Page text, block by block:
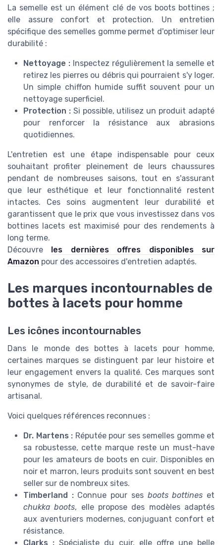
La semelle est un élément clé de vos boots bottines ;
elle assure confort et protection. Un entretien
spécifique des semelles gomme permet d'optimiser leur
durabilité :
Nettoyage :Inspectez régulièrement la semelle et
retirez les pierres ou débris qui pourraient s'y loger.
Un simple chiffon humide suffit souvent pour un
nettoyage superficiel.
Protection :Si possible, utilisez un produit adapté
pour renforcer la résistance aux abrasions
quotidiennes.
L'entretien est une étape indispensable pour ceux
souhaitant profiter pleinement de leurs chaussures
pendant de nombreuses saisons, tout en s'assurant
que leur esthétique et leur fonctionnalité restent
intactes. Ces soins augmentent leur durabilité et
garantissent que le prix que vous investissez dans vos
bottines lacets est maximisé pour des rendements à
long terme.
Découvre les dernières offres disponibles sur
Amazon pour des accessoires d'entretien adaptés.
Les marques incontournables de
bottes à lacets pour homme
Les icônes incontournables
Dans le monde des bottes à lacets pour homme,
certaines marques se distinguent par leur histoire et
leur engagement envers la qualité. Ces marques sont
synonymes de style, de durabilité et de savoir-faire
artisanal.
Voici quelques références reconnues :
Dr. Martens : Réputée pour ses semelles gomme et
sa robustesse, cette marque reste un must-have
pour les amateurs de boots en cuir. Disponibles en
noir et marron, leurs produits sont souvent en best
seller sur de nombreux sites.
Timberland :Connue pour ses boots bottines et
chukka boots, elle propose des modèles adaptés
aux aventuriers modernes, conjuguant confort et
résistance.
Clarks : Spécialiste du cuir, elle offre une belle